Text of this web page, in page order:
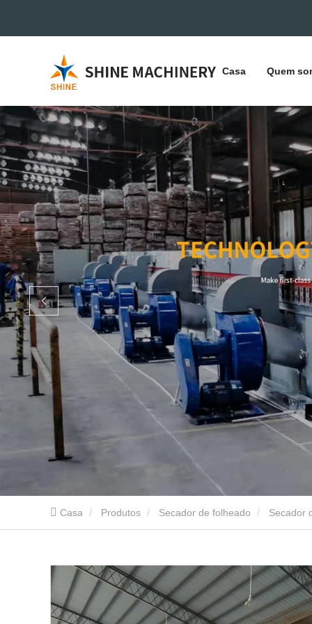
Casa Quem
Casa Produtos Secador de folheado Secador